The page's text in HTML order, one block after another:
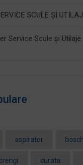
SCULE ȘI
Service Scule și Utilaje
aspirator bosch
crengi curata